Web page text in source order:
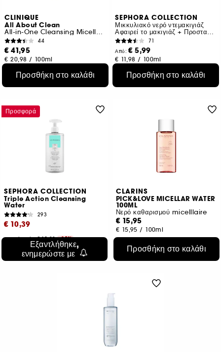
CLINIQUE
All About Clean
All-in-One Cleansing Micellar Milk & Makeup Remover
44
€ 41,95
€ 20,98 / 100ml
Προσθήκη στο καλάθι
SEPHORA COLLECTION
Μικκυλιακό νερό ντεμακιγιάζ
Αφαιρεί το μακιγιάζ + Προστατεύει
71
Από:€ 5,99
€ 11,98 / 100ml
Προσθήκη στο καλάθι
SEPHORA COLLECTION
Triple Action Cleansing
Water
293
€ 10,39
Αρχική τιμή : € 15,99 -35%
100ml
2 μεγέθη
Εξαντλήθηκε,
ενημερώστε με
Προσφορά
CLARINS
PICK&LOVE MICELLAR WATER
100ML
Νερό καθαρισμού micelllaire
€ 15,95
€ 15,95 / 100ml
Προσθήκη στο καλάθι